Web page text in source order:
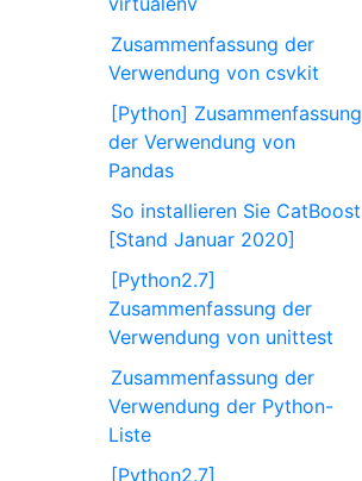
Zusammenfassung der
Verwendung von csvkit
[Python] Zusammenfassung
der Verwendung von
Pandas
So installieren Sie CatBoost
[Stand Januar 2020]
[Python2.7]
Zusammenfassung der
Verwendung von unittest
Zusammenfassung der
Verwendung der Python-
Liste
[Python2.7]